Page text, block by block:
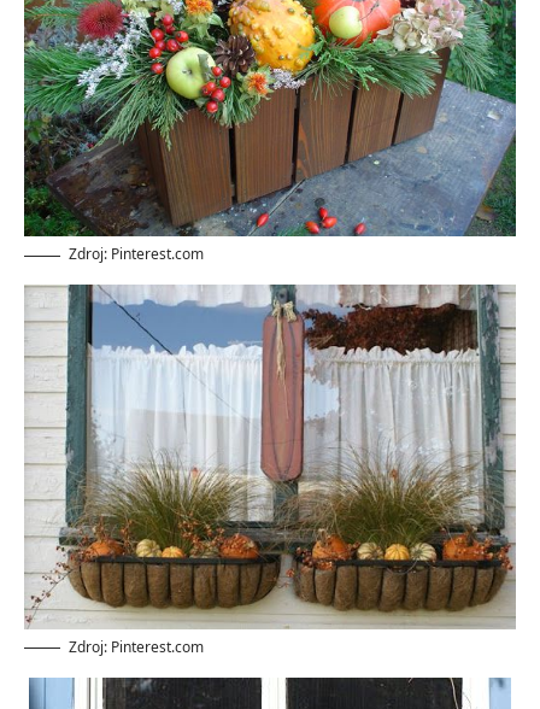
Zdroj: Pinterest.com
Zdroj: Pinterest.com